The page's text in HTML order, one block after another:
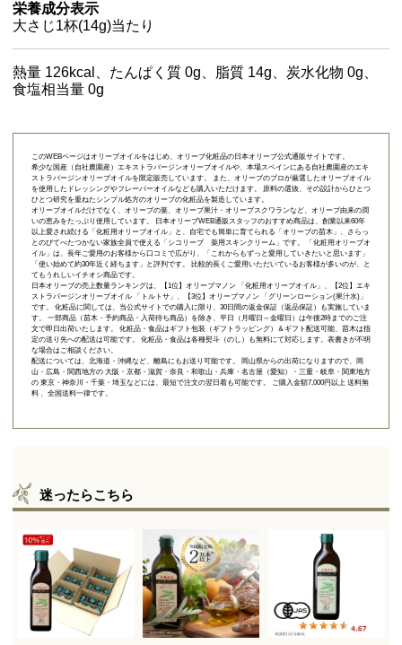
栄養成分表示
大さじ1杯(14g)当たり
熱量 126kcal、たんぱく質 0g、脂質 14g、炭水化物 0g、
食塩相当量 0g
このWEBページはオリーブオイルをはじめ、オリーブ化粧品の日本オリーブ公式通販サイトです。
希少な国産（自社農園産）エキストラバージンオリーブオイルや、本場スペインにある自社農園産のエキ
ストラバージンオリーブオイルを限定販売しています。 また、オリーブのプロが厳選したオリーブオイル
を使用したドレッシングやフレーバーオイルなども購入いただけます。 原料の選抜、その設計からひとつ
ひとつ研究を重ねたシンプル処方のオリーブの化粧品を製造しています。
オリーブオイルだけでなく、オリーブの葉、オリーブ果汁・オリーブスクワランなど、オリーブ由来の潤
いの恵みをたっぷり使用しています。 日本オリーブWEB通販スタッフのおすすめ商品は、創業以来60年
以上愛され続ける「 化粧用オリーブオイル 」と、自宅でも簡単に育てられる「 オリーブの苗木 」、さらっ
とのびてべたつかない家族全員で使える「 シコリーブ 薬用スキンクリーム 」です。 「化粧用オリーブオ
イル」は、長年ご愛用のお客様から口コミで広がり、「これからもずっと愛用していきたいと思います」
「使い始めて約30年近く経ちます」と評判です。 比較的長くご愛用いただいているお客様が多いのが、と
てもうれしいイチオシ商品です。
日本オリーブの売上数量ランキングは、【1位】オリーブマノン 「 化粧用オリーブオイル 」、【2位】 エキ
ストラバージンオリーブオイル 「トルトサ」 、【3位】 オリーブマノン 「グリーンローション(果汁水)」
です。 化粧品に関しては、当公式サイトでの購入に限り、 30日間の返金保証（返品保証）
も実施していま
す。 一部商品（苗木・予約商品・入荷待ち商品）を除き、平日（月曜日～金曜日）は午後2時までのご注
文で即日出荷いたします。 化粧品・食品はギフト包装（ギフトラッピング）＆ギフト配送可能、苗木は指
定の送り先への配送は可能です。 化粧品・食品は各種熨斗（のし）も無料にて対応します。表書きが不明
な場合はご相談ください。
配送については、北海道・沖縄など、離島にもお送り可能です。 岡山県からの出荷になりますので、岡
山・広島・関西地方の 大阪・京都・滋賀・奈良・和歌山・兵庫・名古屋（愛知）・三重・岐阜・関東地方
の 東京・神奈川・千葉・埼玉などには、最短で注文の翌日着も可能です。 ご購入金額7,000円以上 送料無
料 、全国送料一律です。
迷ったらこちら